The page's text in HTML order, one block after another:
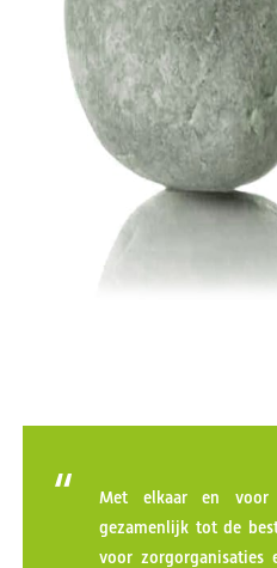
“
Met elkaar en voor
gezamenlijk tot de
voor zorgorganisaties